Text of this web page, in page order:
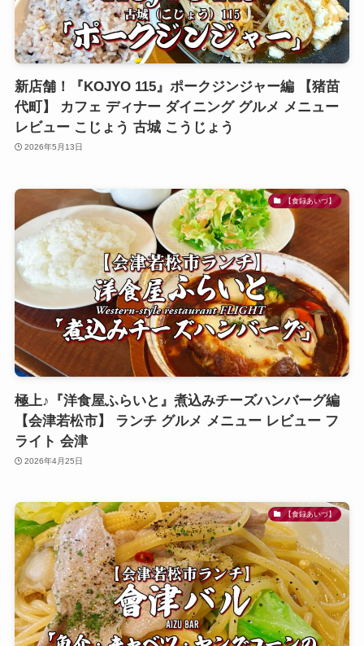
新店舗！『KOJYO 115』ポークジンジャー編 【猪苗
代町】 カフェ ディナー ダイニング グルメ メニュー
レビュー こじょう 古城 こうじょう
2026年5月13日
【食録あいづ】
極上♪『洋食屋ふらいと』煮込みチーズハンバーグ編
【会津若松市】 ランチ グルメ メニュー レビュー フ
ライト 会津
2026年4月25日
【食録あいづ】